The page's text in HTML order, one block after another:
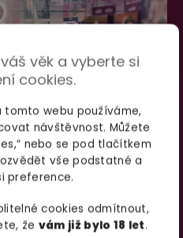
věk a vyberte si
cookies.
tomto webu používáme,
návštěvnost. Můžete
nebo se pod tlačítkem
vše podstatné a
preference.
cookies odmítnout,
že vám již bylo 18 let.
BRNO